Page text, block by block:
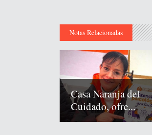
Notas Relacionadas
Casa Naranja del
Cuidado, ofre...